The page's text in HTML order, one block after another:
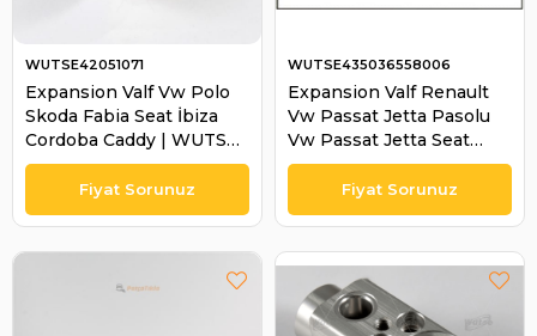
Expansion Valf Vw Polo
Skoda Fabia Seat İbiza
Cordoba Caddy | WUTSE
42051071
WUTSE42051071
Expansion Valf Renault
Vw Passat Jetta Pasolu
Vw Passat Jetta Seat
Toledo Citroen | WUTSE
435036558006
WUTSE435036558006